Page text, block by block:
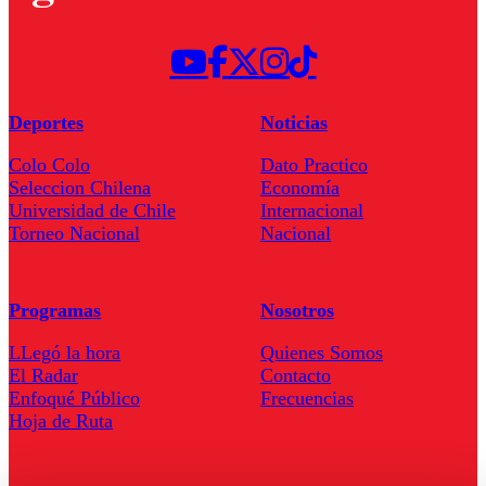
Deportes
Colo Colo
Seleccion Chilena
Universidad de Chile
Torneo Nacional
Noticias
Dato Practico
Economía
Internacional
Nacional
Programas
LLegó la hora
El Radar
Enfoqué Público
Hoja de Ruta
Nosotros
Quienes Somos
Contacto
Frecuencias